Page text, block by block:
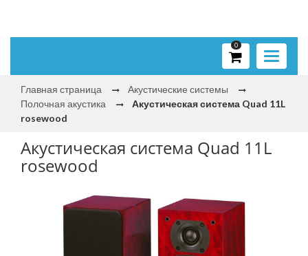
Toggle
0
Главная страница
Акустические системы
Полочная акустика
Акустическая система Quad 11L
rosewood
Акустическая система Quad 11L
rosewood